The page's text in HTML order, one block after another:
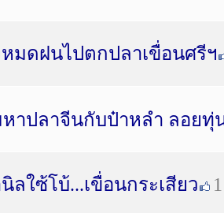
มดฝนไปตกปลาเขื่อนศรีฯ
าปลาจีนกับป๋าหลำ ลอย
ลใซ้โบ้...เขื่อนกระเสียว 1